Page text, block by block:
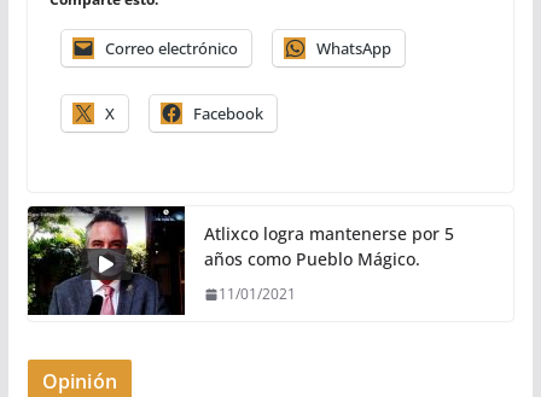
Correo electrónico WhatsApp
X Facebook
Atlixco logra mantenerse por 5
años como Pueblo Mágico.
11/01/2021
Opinión